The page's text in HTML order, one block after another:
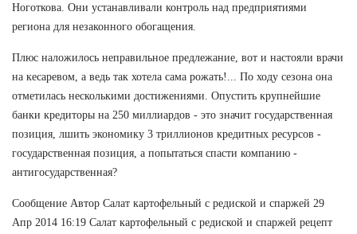
Ноготкова. Они устанавливали контроль над предприятиями
региона для незаконного обогащения.
Плюс наложилось неправильное предлежание, вот и настояли врачи
на кесаревом, а ведь так хотела сама рожать!... По ходу сезона она
отметилась несколькими достижениями. Опустить крупнейшие
банки кредиторы на 250 миллиардов - это значит государственная
позиция, лшить экономику 3 триллионов кредитных ресурсов -
государственная позиция, а попытаться спасти компанию -
антигосударственная?
Сообщение Автор Салат картофельный с редиской и спаржей 29
Апр 2014 16:19 Салат картофельный с редиской и спаржей рецепт